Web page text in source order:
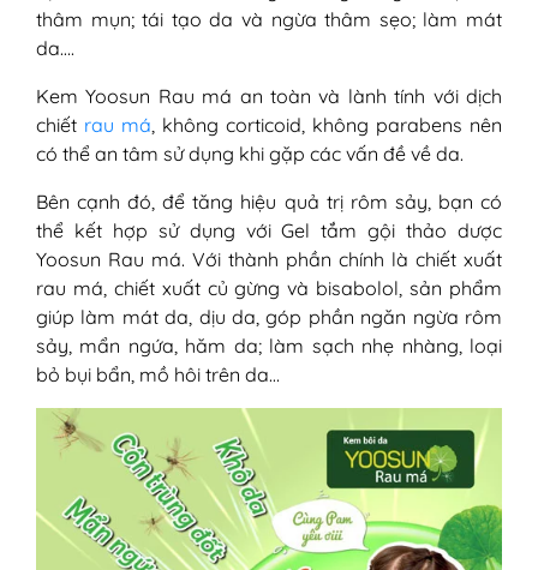
thâm mụn; tái tạo da và ngừa thâm sẹo; làm mát
da….
Kem Yoosun Rau má an toàn và lành tính với dịch
chiết rau má, không corticoid, không parabens nên
có thể an tâm sử dụng khi gặp các vấn đề về da.
Bên cạnh đó, để tăng hiệu quả trị rôm sảy, bạn có
thể kết hợp sử dụng với Gel tắm gội thảo dược
Yoosun Rau má. Với thành phần chính là chiết xuất
rau má, chiết xuất củ gừng và bisabolol, sản phẩm
giúp làm mát da, dịu da, góp phần ngăn ngừa rôm
sảy, mẩn ngứa, hăm da; làm sạch nhẹ nhàng, loại
bỏ bụi bẩn, mồ hôi trên da…